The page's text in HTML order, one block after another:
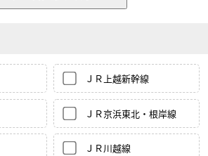
ＪＲ上越新幹線
ＪＲ京浜東北・根岸線
ＪＲ川越線